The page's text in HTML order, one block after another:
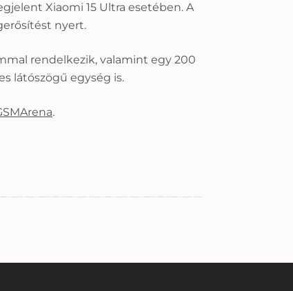
Xiaomi 15 Ultra esetében. A
nyert.
rendelkezik, valamint egy 200
látószögű egység is.
.